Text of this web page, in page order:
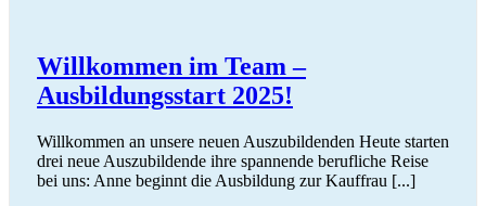
Willkommen im Team –
Ausbildungsstart 2025!
Willkommen an unsere neuen Auszubildenden Heute starten
drei neue Auszubildende ihre spannende berufliche Reise
bei uns: Anne beginnt die Ausbildung zur Kauffrau [...]